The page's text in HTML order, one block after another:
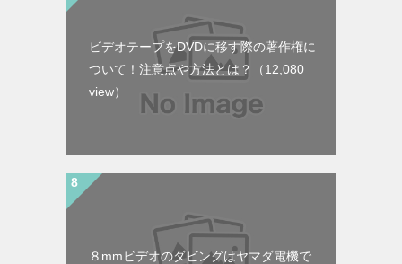
ビデオテープをDVDに移す際の著作権に
ついて！注意点や方法とは？
（12,080
view）
８mmビデオのダビングはヤマダ電機で